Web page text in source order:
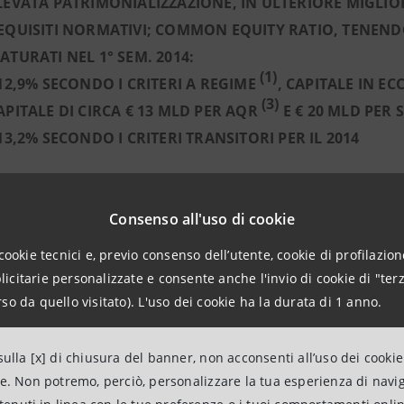
Consenso all'uso di cookie
tecnici e, previo consenso dell’utente, cookie di
personalizzate e consente anche l'invio di cookie di
da quello visitato). L'uso dei cookie ha la durata di 1 anno.
[x] di chiusura del banner, non acconsenti all’uso dei
Non potremo, perciò, personalizzare la tua esperienza di
NORMATIVI; COMMON EQUITY RATIO,
NEL 1° SEM. 2014:
SECONDO I CRITERI A REGIME (1), CAPITALE IN
DI CIRCA € 13 MLD PER AQR (3) E € 20 MLD PER
SECONDO I CRITERI TRANSITORI PER IL 2014
applicando ai dati di bilancio del 30 giugno 2014 i
entro il 2019 delle DTA relative alle perdite pregresse
vengono trattati come attivi ponderati per il rischio
punto).
a un requisito massimo del 9,5% richiesto dalla
+ 2,5% conservation buffer + 2,5% di massimo
alla soglia dell’8% per l’
AQR
(la verifica della qualità